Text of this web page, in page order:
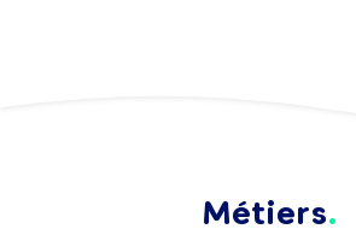
Métiers